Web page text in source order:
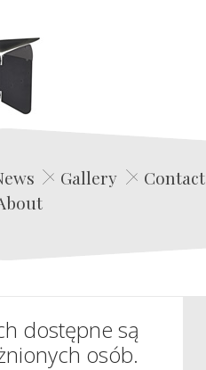
Edwin Film Agencja Aktorska
Gallery
Contact
dostępne są
osób.